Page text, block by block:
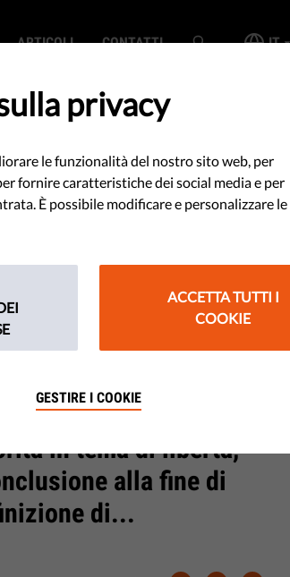
ARTICOLI CONTATTI IT
sulla
europea
dalla
europeo, che
in tema di libertà,
alla fine di
di...
privacy
le funzionalità del nostro sito web, per
fornire caratteristiche dei social media e per
È possibile modificare e personalizzare le
ACCETTA TUTTI I
COOKIE
GESTIRE I COOKIE